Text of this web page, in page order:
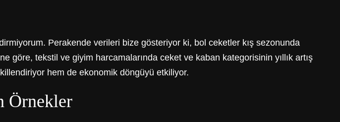
Perakende verileri bize gösteriyor ki, bol ceketler kış sezonunda
göre, tekstil ve giyim harcamalarında ceket ve kaban kategorisinin yıllık artış
hem de ekonomik döngüyü etkiliyor.
Örnekler